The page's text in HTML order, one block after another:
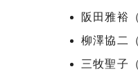
阪田雅裕
柳澤協二
三牧聖子